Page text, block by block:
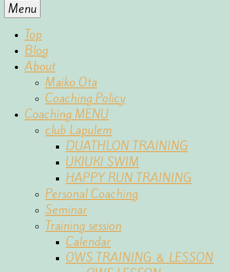
for
the
sports
Menu
Top
Blog
About
Maiko Ota
Coaching Policy
Coaching MENU
club Lapulem
DUATHLON TRAINING
UKIUKI SWIM
HAPPY RUN TRAINING
Personal Coaching
Seminar
Training session
Calendar
OWS TRAINING ＆ LESSON